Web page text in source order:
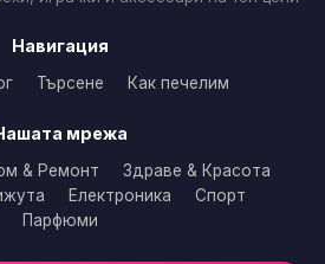
Навигация
Търсене Как печелим
мрежа
& Ремонт
Здраве & Красота
Електроника
Спорт
Парфюми